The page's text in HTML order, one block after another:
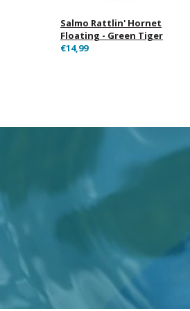
Salmo Rattlin' Hornet
Floating - Green Tiger
€14,99